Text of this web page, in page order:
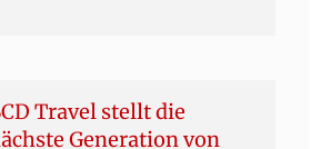
Travel stellt die
Generation von